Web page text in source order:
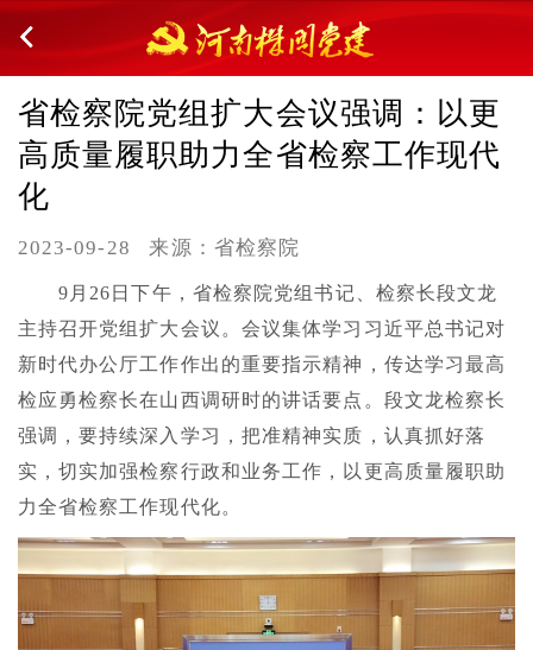
省检察院党组扩大会议强调：以更
高质量履职助力全省检察工作现代
化
2023-09-28 来源：省检察院
9月26日下午，省检察院党组书记、检察长段文龙
主持召开党组扩大会议。会议集体学习习近平总书记对
新时代办公厅工作作出的重要指示精神，传达学习最高
检应勇检察长在山西调研时的讲话要点。段文龙检察长
强调，要持续深入学习，把准精神实质，认真抓好落
实，切实加强检察行政和业务工作，以更高质量履职助
力全省检察工作现代化。